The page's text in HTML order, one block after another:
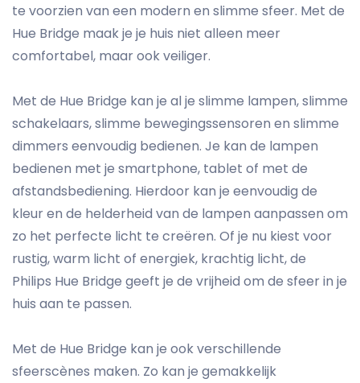
te voorzien van een modern en slimme sfeer. Met de
Hue Bridge maak je je huis niet alleen meer
comfortabel, maar ook veiliger.
Met de Hue Bridge kan je al je slimme lampen, slimme
schakelaars, slimme bewegingssensoren en slimme
dimmers eenvoudig bedienen. Je kan de lampen
bedienen met je smartphone, tablet of met de
afstandsbediening. Hierdoor kan je eenvoudig de
kleur en de helderheid van de lampen aanpassen om
zo het perfecte licht te creëren. Of je nu kiest voor
rustig, warm licht of energiek, krachtig licht, de
Philips Hue Bridge geeft je de vrijheid om de sfeer in je
huis aan te passen.
Met de Hue Bridge kan je ook verschillende
sfeerscènes maken. Zo kan je gemakkelijk